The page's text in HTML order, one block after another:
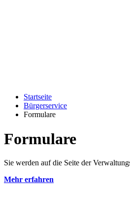
Startseite
Bürgerservice
Formulare
Formulare
Sie werden auf die Seite der
Mehr erfahren